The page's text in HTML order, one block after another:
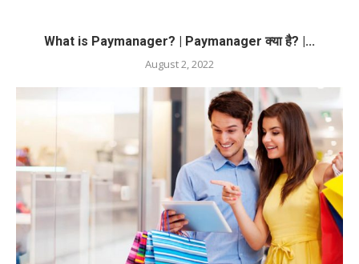
What is Paymanager? | Paymanager क्या है? |...
August 2, 2022